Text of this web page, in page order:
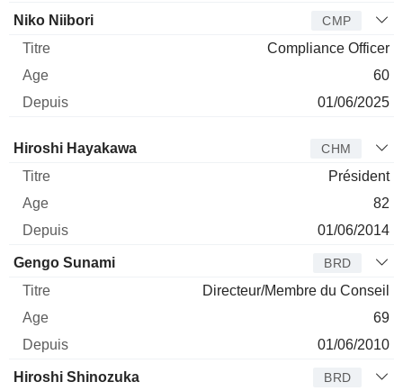
Niko Niibori CMP
Compliance Officer
60
01/06/2025
Administrateur Titre
Hiroshi Hayakawa CHM
Président
82
01/06/2014
Gengo Sunami BRD
Directeur/Membre du Conseil
69
01/06/2010
Hiroshi Shinozuka BRD